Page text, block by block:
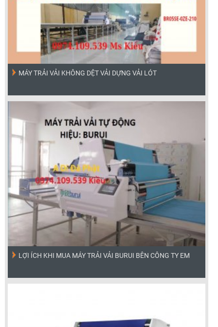
MÁY TRẢI VẢI KHÔNG DỆT VẢI DỰNG VẢI LÓT
LỢI ÍCH KHI MUA MÁY TRẢI VẢI BURUI BÊN CÔNG TY EM